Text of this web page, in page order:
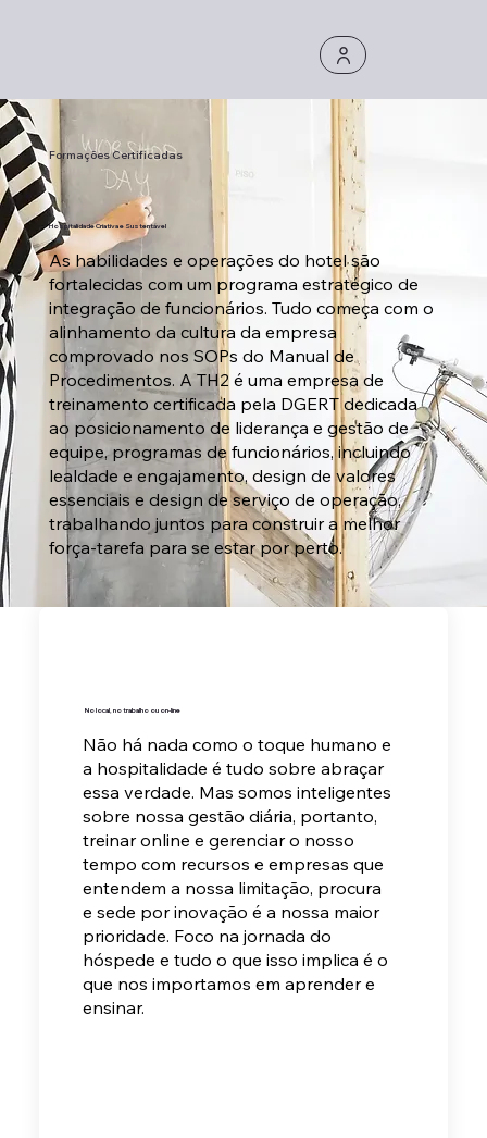
Formações Certificadas
Hospitalidade Criativa e Sustentável
As habilidades e operações do hotel são
fortalecidas com um programa estratégico de
integração de funcionários. Tudo começa com o
alinhamento da cultura da empresa
comprovado nos SOPs do Manual de
Procedimentos. A TH2 é uma empresa de
treinamento certificada pela DGERT dedicada
ao posicionamento de liderança e gestão de
equipe, programas de funcionários, incluindo
lealdade e engajamento, design de valores
essenciais e design de serviço de operação,
trabalhando juntos para construir a melhor
força-tarefa para se estar por perto.
No local, no trabalho ou on-line
Não há nada como o toque humano e
a hospitalidade é tudo sobre abraçar
essa verdade. Mas somos inteligentes
sobre nossa gestão diária, portanto,
treinar online e gerenciar o nosso
tempo com recursos e empresas que
entendem a nossa limitação, procura
e sede por inovação é a nossa maior
prioridade. Foco na jornada do
hóspede e tudo o que isso implica é o
que nos importamos em aprender e
ensinar.